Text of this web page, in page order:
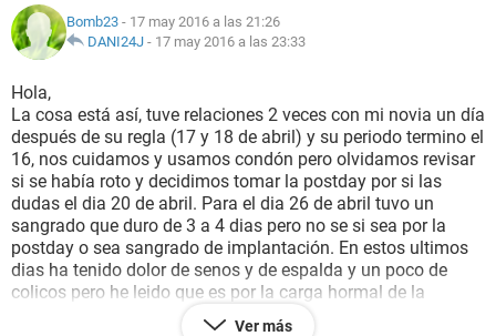
NUTRICIÓN
BIENESTAR
SEXUALIDAD
GLOSARIO
Bomb23 - 17 may 2016 a las 21:26
DANI24J - 17 may 2016 a las 23:33
Hola,
La cosa está así, tuve relaciones 2 veces con mi novia un día
después de su regla (17 y 18 de abril) y su periodo termino el
16, nos cuidamos y usamos condón pero olvidamos revisar
si se había roto y decidimos tomar la postday por si las
dudas el dia 20 de abril. Para el dia 26 de abril tuvo un
sangrado que duro de 3 a 4 dias pero no se si sea por la
postday o sea sangrado de implantación. En estos ultimos
dias ha tenido dolor de senos y de espalda y un poco de
colicos pero he leido que es por la carga hormal de la
pastilla o seran sintomas de embarazo? Tiene retraso
Ver más